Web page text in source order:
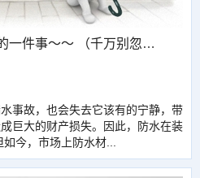
【选材】防水最最最重要的一件事～～ （千万别忽略，建议收藏）
故，也会失去它该有的宁静，带
巨大的财产损失。因此，防水在装
，市场上防水材...